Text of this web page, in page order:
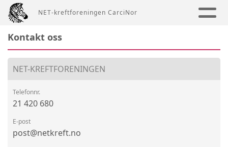
NET-kreftforeningen CarciNor
Kontakt oss
NET-KREFTFORENINGEN
Telefonnr.
21 420 680
E-post
post@netkreft.no